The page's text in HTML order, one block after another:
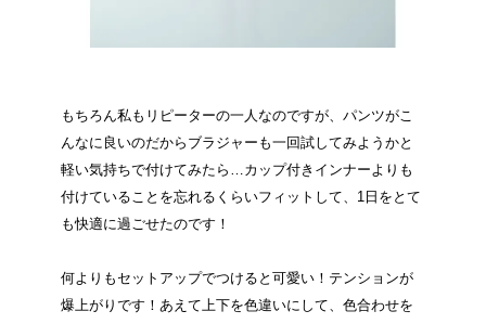
もちろん私もリピーターの一人なのですが、パンツがこ
んなに良いのだからブラジャーも一回試してみようかと
軽い気持ちで付けてみたら…カップ付きインナーよりも
付けていることを忘れるくらいフィットして、1日をとて
も快適に過ごせたのです！
何よりもセットアップでつけると可愛い！テンションが
爆上がりです！あえて上下を色違いにして、色合わせを